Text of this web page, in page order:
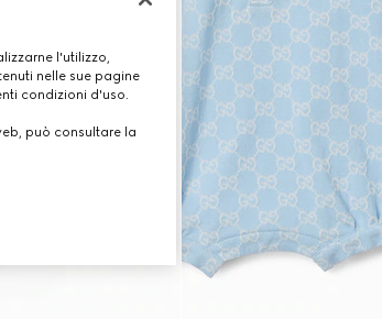
l'utilizzo,
nelle sue pagine
condizioni d'uso.
può consultare la